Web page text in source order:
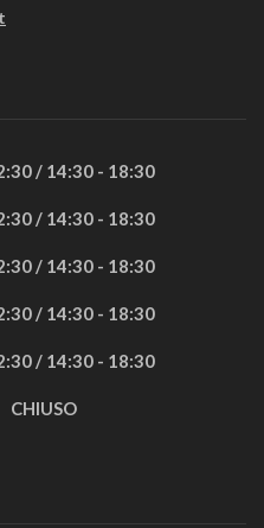
/ 14:30 - 18:30
/ 14:30 - 18:30
/ 14:30 - 18:30
/ 14:30 - 18:30
/ 14:30 - 18:30
CHIUSO